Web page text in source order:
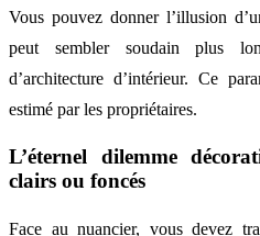
Vous pouvez donner l’illusion
peut sembler soudain plus
d’architecture d’intérieur. Ce
estimé par les propriétaires.
L’éternel dilemme
clairs ou foncés
Face au nuancier, vous devez